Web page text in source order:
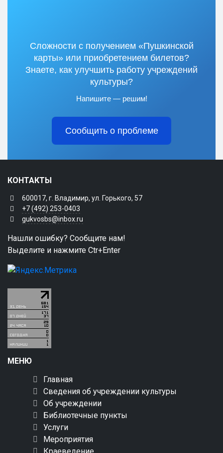
Сложности с получением «Пушкинской
карты» или приобретением билетов?
Знаете, как улучшить работу учреждений
культуры?
Напишите — решим!
Сообщить о проблеме
КОНТАКТЫ
600017, г. Владимир, ул. Горького, 57
+7 (492) 253-0403
gukvosbs@inbox.ru
Нашли ошибку? Сообщите нам!
Выделите и нажмите Ctr+Enter
МЕНЮ
Главная
Сведения об учреждении культуры
Об учреждении
Библиотечные пункты
Услуги
Мероприятия